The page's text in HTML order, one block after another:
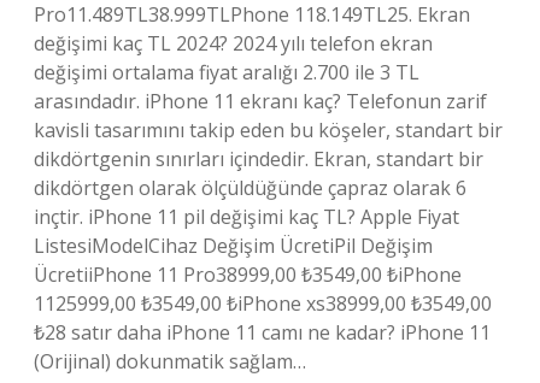
Pro11.489TL38.999TLPhone 118.149TL25. Ekran
değişimi kaç TL 2024? 2024 yılı telefon ekran
değişimi ortalama fiyat aralığı 2.700 ile 3 TL
arasındadır. iPhone 11 ekranı kaç? Telefonun zarif
kavisli tasarımını takip eden bu köşeler, standart bir
dikdörtgenin sınırları içindedir. Ekran, standart bir
dikdörtgen olarak ölçüldüğünde çapraz olarak 6
inçtir. iPhone 11 pil değişimi kaç TL? Apple Fiyat
ListesiModelCihaz Değişim ÜcretiPil Değişim
ÜcretiiPhone 11 Pro38999,00 ₺3549,00 ₺iPhone
1125999,00 ₺3549,00 ₺iPhone xs38999,00 ₺3549,00
₺28 satır daha iPhone 11 camı ne kadar? iPhone 11
(Orijinal) dokunmatik sağlam…